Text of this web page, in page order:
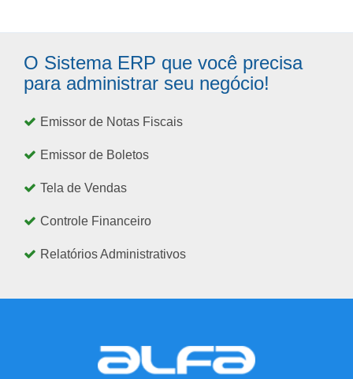
O Sistema ERP que você precisa
para administrar seu negócio!
Emissor de Notas Fiscais
Emissor de Boletos
Tela de Vendas
Controle Financeiro
Relatórios Administrativos